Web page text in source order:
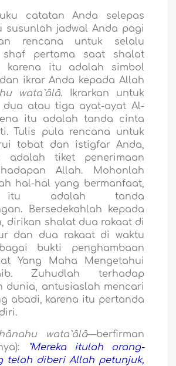
catatan Anda selepas
susunlah jadwal Anda pagi
rencana untuk selalu
shaf pertama saat shalat
karena itu adalah simbol
ikrar Anda kepada Allah
wata`âlâ. Ikrarkan untuk
dua atau tiga ayat-ayat Al-
itu adalah tanda cinta
Tulis pula rencana untuk
tobat dan istigfar Anda,
adalah tiket penerimaan
Allah. Mohonlah
hal-hal yang bermanfaat,
itu adalah tanda
Bersedekahlah kepada
dirikan shalat dua rakaat di
dan dua rakaat di waktu
bukti penghambaan
Yang Maha Mengetahui
Zuhudlah terhadap
dunia, antusiaslah mencari
abadi, karena itu pertanda
wata`âlâ—berfirman
"Mereka itulah orang-
telah diberi Allah petunjuk,